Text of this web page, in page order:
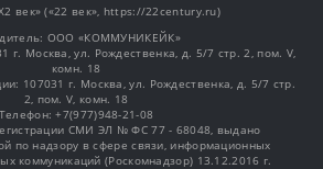
век» («22 век», https://22century.ru)
OOO «КОММУНИКЕЙК»
г. Москва, ул. Рождественка, д. 5/7 стр. 2, пом. V,
комн. 18
107031 г. Москва, ул. Рождественка, д. 5/7 стр.
2, пом. V, комн. 18
Телефон: +7(977)948-21-08
СМИ ЭЛ № ФС 77 - 68048, выдано
по надзору в сфере связи, информационных
коммуникаций (Роскомнадзор) 13.12.2016 г.